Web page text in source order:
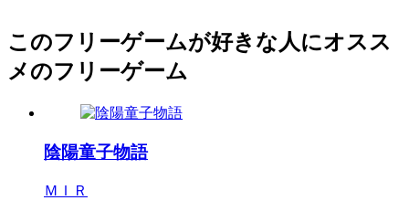
このフリーゲームが好きな人にオスス
メのフリーゲーム
陰陽童子物語
ＭＩＲ